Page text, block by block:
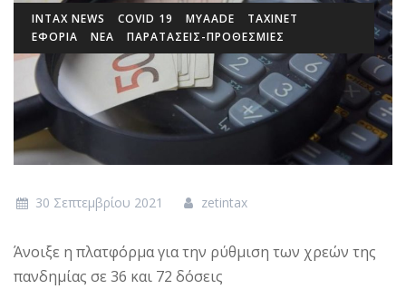
INTAX NEWS COVID 19 MYAADE
TAXINET
ΕΦΟΡΙΑ
ΝΕΑ ΠΑΡΑΤΑΣΕΙΣ-ΠΡΟΘΕΣΜΙΕΣ
30 Σεπτεμβρίου 2021 zetintax
Άνοιξε η πλατφόρμα για την ρύθμιση των χρεών της
πανδημίας σε 36 και 72 δόσεις